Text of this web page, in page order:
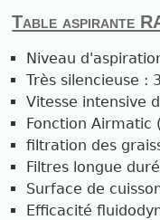
Table aspirante
Niveau
Très silencieuse :
Vitesse intensive
Fonction Airmatic
filtration des
Filtres longue
Surface de
Efficacité